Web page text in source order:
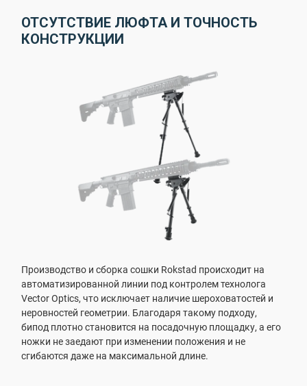
ОТСУТСТВИЕ ЛЮФТА И ТОЧНОСТЬ
КОНСТРУКЦИИ
Производство и сборка сошки Rokstad происходит на
автоматизированной линии под контролем технолога
Vector Optics, что исключает наличие шероховатостей и
неровностей геометрии. Благодаря такому подходу,
бипод плотно становится на посадочную площадку, а его
ножки не заедают при изменении положения и не
сгибаются даже на максимальной длине.